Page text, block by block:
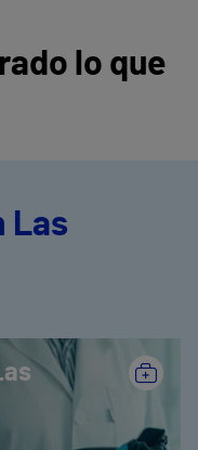
lo que
Las